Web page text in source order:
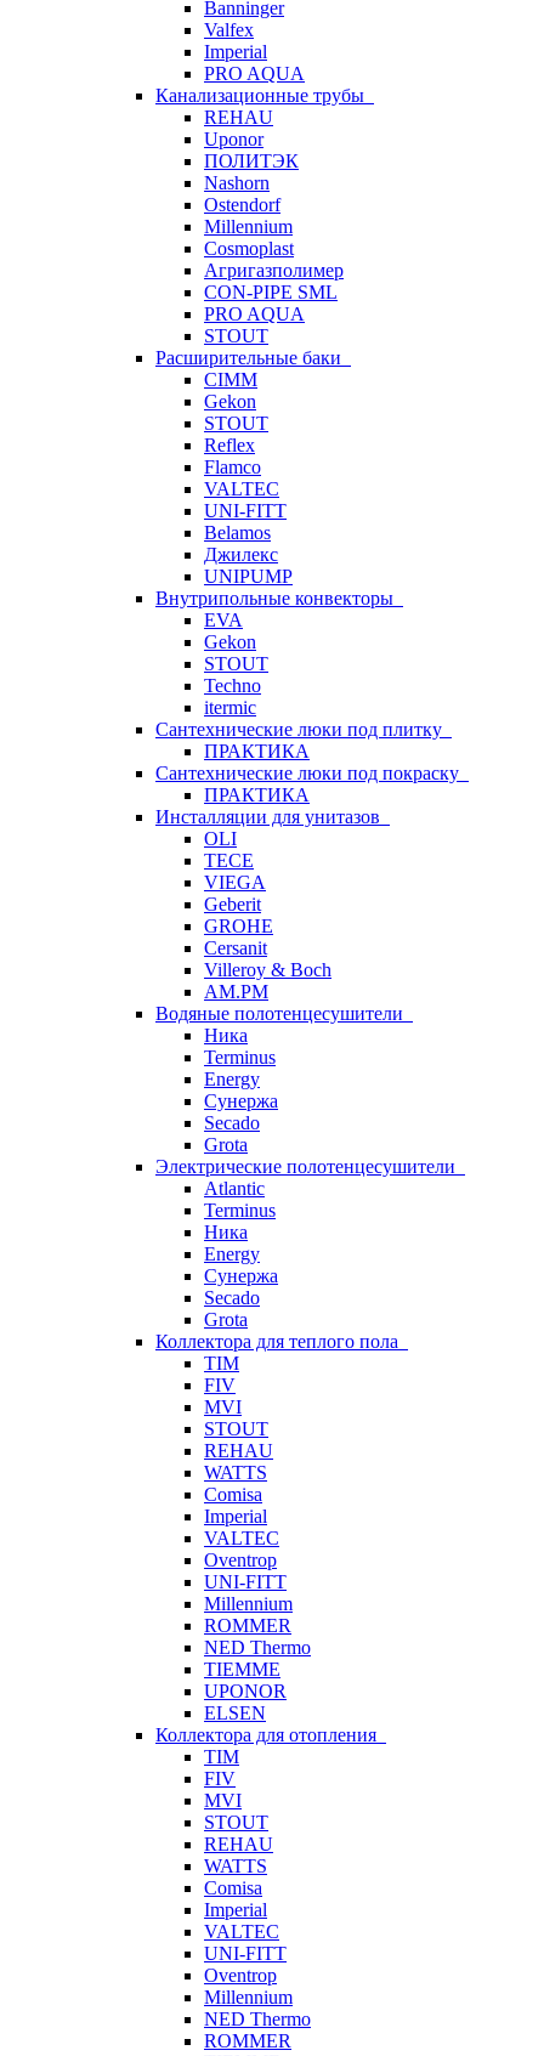
Banninger
Valfex
Imperial
PRO AQUA
Канализационные трубы
REHAU
Uponor
ПОЛИТЭК
Nashorn
Ostendorf
Millennium
Cosmoplast
Агригазполимер
CON-PIPE SML
PRO AQUA
STOUT
Расширительные баки
CIMM
Gekon
STOUT
Reflex
Flamco
VALTEC
UNI-FITT
Belamos
Джилекс
UNIPUMP
Внутрипольные конвекторы
EVA
Gekon
STOUT
Techno
itermic
Сантехнические люки под плитку
ПРАКТИКА
Сантехнические люки под покраску
ПРАКТИКА
Инсталляции для унитазов
OLI
TECE
VIEGA
Geberit
GROHE
Cersanit
Villeroy & Boch
AM.PM
Водяные полотенцесушители
Ника
Terminus
Energy
Сунержа
Secado
Grota
Электрические полотенцесушители
Atlantic
Terminus
Ника
Energy
Сунержа
Secado
Grota
Коллектора для теплого пола
TIM
FIV
MVI
STOUT
REHAU
WATTS
Comisa
Imperial
VALTEC
Oventrop
UNI-FITT
Millennium
ROMMER
NED Thermo
TIEMME
UPONOR
ELSEN
Коллектора для отопления
TIM
FIV
MVI
STOUT
REHAU
WATTS
Comisa
Imperial
VALTEC
UNI-FITT
Oventrop
Millennium
NED Thermo
ROMMER